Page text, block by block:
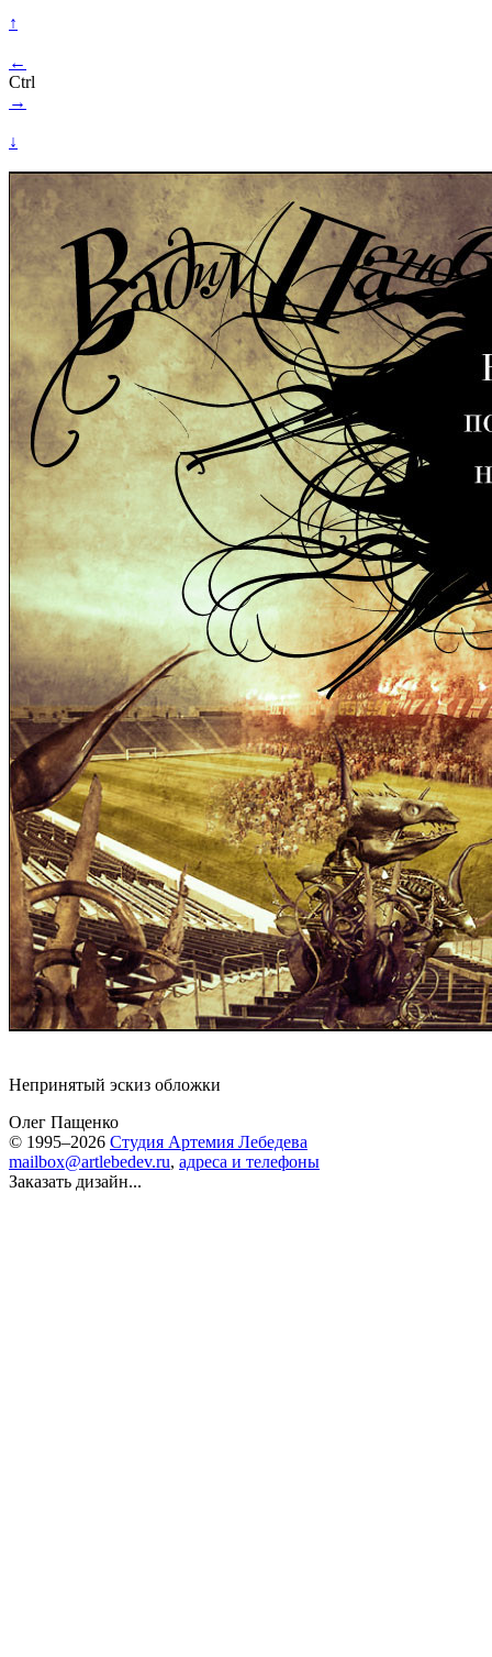
↑
←
Ctrl
→
↓
Непринятый эскиз обложки
Олег Пащенко
© 1995–2026 Студия Артемия Лебедева
mailbox@artlebedev.ru, адреса и телефоны
Заказать дизайн...